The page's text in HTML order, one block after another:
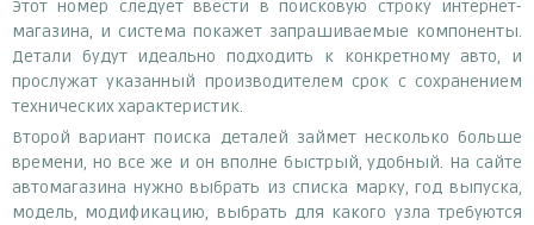
Этот номер следует ввести в поисковую строку интернет-
магазина, и система покажет запрашиваемые компоненты.
Детали будут идеально подходить к конкретному авто, и
прослужат указанный производителем срок с сохранением
технических характеристик.
Второй вариант поиска деталей займет несколько больше
времени, но все же и он вполне быстрый, удобный. На сайте
автомагазина нужно выбрать из списка марку, год выпуска,
модель, модификацию, выбрать для какого узла требуются